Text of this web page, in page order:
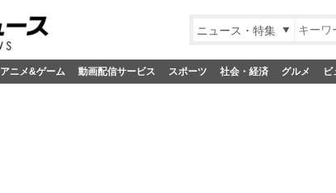
ニュース・特集
アニメ&ゲーム 動画配信サービス スポーツ 社会・経済 グルメ ビ